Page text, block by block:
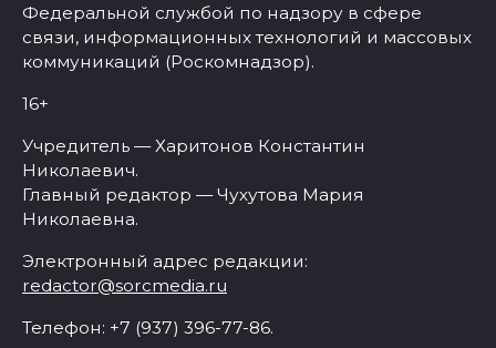
Федеральной службой по надзору в сфере
связи, информационных технологий и массовых
коммуникаций (Роскомнадзор).
16+
Учредитель — Харитонов Константин
Николаевич.
Главный редактор — Чухутова Мария
Николаевна.
Электронный адрес редакции:
redactor@sorcmedia.ru
Телефон: +7 (937) 396-77-86.